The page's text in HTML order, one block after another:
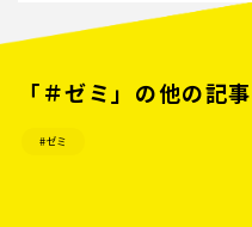
「＃ゼミ」の他の記事
#ゼミ